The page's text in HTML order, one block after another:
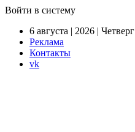
Войти в систему
6 августа | 2026 | Четверг
Реклама
Контакты
vk